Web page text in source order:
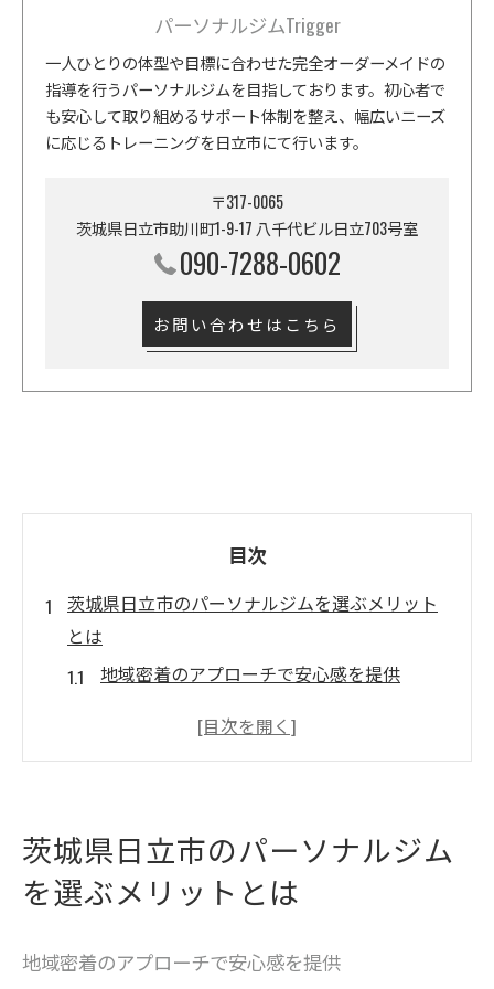
パーソナルジムTrigger
一人ひとりの体型や目標に合わせた完全オーダーメイドの
指導を行うパーソナルジムを目指しております。初心者で
も安心して取り組めるサポート体制を整え、幅広いニーズ
に応じるトレーニングを日立市にて行います。
〒317-0065
茨城県日立市助川町1-9-17 八千代ビル日立703号室
090-7288-0602
お問い合わせはこちら
目次
茨城県日立市のパーソナルジムを選ぶメリット
とは
地域密着のアプローチで安心感を提供
経験豊富なトレーナーによる個別指導
長期的な健康維持をサポート
パーソナルジムで自分に自信を持てる理由
進捗を見える化してモチベーションアップ
茨城県日立市のパーソナルジム
を選ぶメリットとは
地域密着のアプローチで安心感を提供